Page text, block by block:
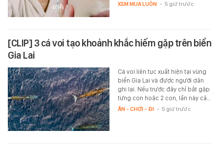
XEM MUA LUÔN - 5 giờ trước
[CLIP] 3 cá voi tạo khoảnh khắc hiếm gặp trên biển
Gia Lai
Cá voi liên tục xuất hiện tại vùng
biển Gia Lai và được người dân
ghi lại. Nếu trước đây chỉ bắt gặp
từng con hoặc 2 con, lần này cả…
ĂN - CHƠI - ĐI - 5 giờ trước